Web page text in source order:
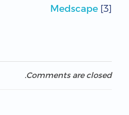
[3]
Medscape
Comments are closed.